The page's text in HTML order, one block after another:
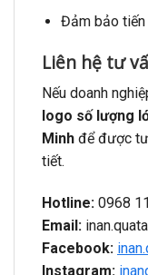
Đảm bảo tiến
Liên hệ tư
Nếu doanh
logo số lượng
Minh để được
tiết.
Hotline: 0968
Email:
Facebook:
Instagram: